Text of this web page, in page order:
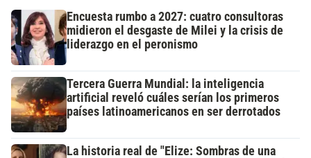
Encuesta rumbo a 2027: cuatro consultoras
midieron el desgaste de Milei y la crisis de
liderazgo en el peronismo
Tercera Guerra Mundial: la inteligencia
artificial reveló cuáles serían los primeros
países latinoamericanos en ser derrotados
La historia real de "Elize: Sombras de una